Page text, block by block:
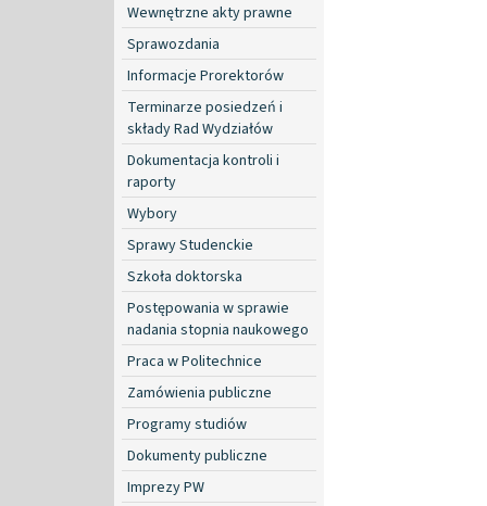
Wewnętrzne akty prawne
Sprawozdania
Informacje Prorektorów
Terminarze posiedzeń i
składy Rad Wydziałów
Dokumentacja kontroli i
raporty
Wybory
Sprawy Studenckie
Szkoła doktorska
Postępowania w sprawie
nadania stopnia naukowego
Praca w Politechnice
Zamówienia publiczne
Programy studiów
Dokumenty publiczne
Imprezy PW